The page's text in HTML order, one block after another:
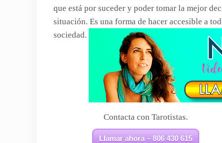
que está por suceder y poder tomar la mejor
situación. Es una forma de hacer accesible a
sociedad.
Contacta con Tarotistas.
Llamar ahora – 806 430 615